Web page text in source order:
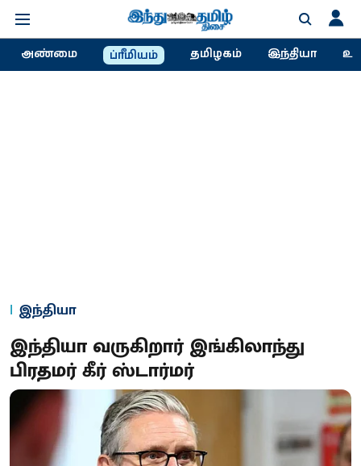
அண்மை ப்ரீமியம் தமிழகம் இந்தியா
இந்தியா
இந்தியா வருகிறார் இங்கிலாந்து
பிரதமர் கீர் ஸ்டார்​மர்